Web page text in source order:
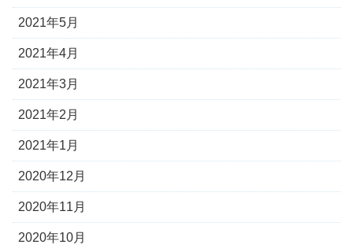
2021年5月
2021年4月
2021年3月
2021年2月
2021年1月
2020年12月
2020年11月
2020年10月